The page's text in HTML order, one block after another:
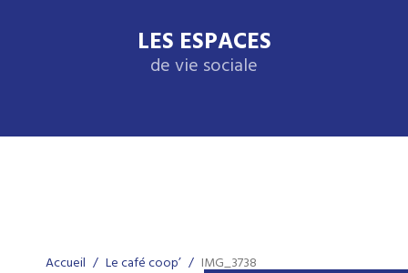
LES ESPACES
de vie sociale
Accueil / Le café coop’ / IMG_3738